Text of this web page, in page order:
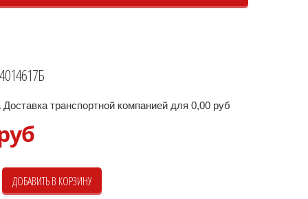
Доставка транспортной компанией для 0,00 руб